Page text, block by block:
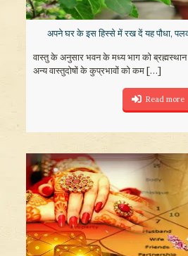
अपने घर के इस हिस्से में रख दें यह पौधा,
वास्तु के अनुसार भवन के मध्य भाग को
अन्य वास्तुदोषों के कुप्रभावों को कम[…]
Read more